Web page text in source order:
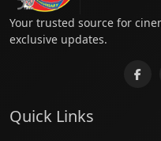
Your trusted source for
exclusive updates.
Quick Links